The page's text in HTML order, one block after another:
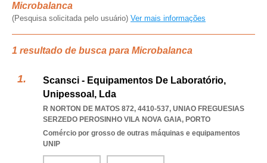
Microbalanca
(Pesquisa solicitada pelo usuário) Ver mais informações
1 resultado de busca para Microbalanca
Scansci - Equipamentos De Laboratório,
Unipessoal, Lda
R NORTON DE MATOS 872, 4410-537, UNIAO FREGUESIAS
SERZEDO PEROSINHO VILA NOVA GAIA, PORTO
Comércio por grosso de outras máquinas e equipamentos
UNIP